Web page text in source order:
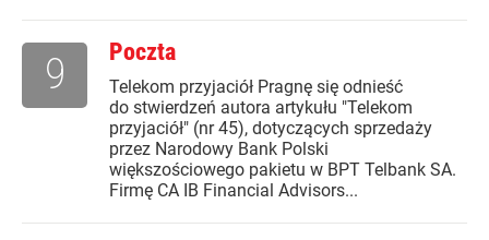
Poczta
Telekom przyjaciół Pragnę się odnieść
do stwierdzeń autora artykułu "Telekom
przyjaciół" (nr 45), dotyczących sprzedaży
przez Narodowy Bank Polski
większościowego pakietu w BPT Telbank SA.
Firmę CA IB Financial Advisors...
9